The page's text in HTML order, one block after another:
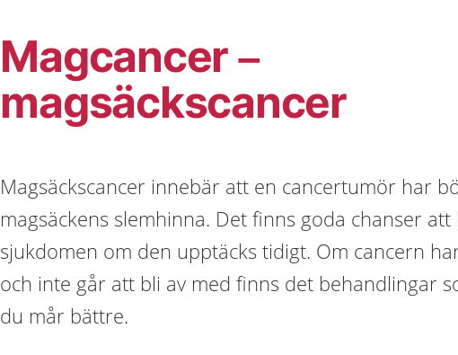
Magcancer –
magsäckscancer
Magsäckscancer innebär att en cancertumör har
magsäckens slemhinna. Det finns goda chanser att
sjukdomen om den upptäcks tidigt. Om cancern
och inte går att bli av med finns det behandlingar
du mår bättre.